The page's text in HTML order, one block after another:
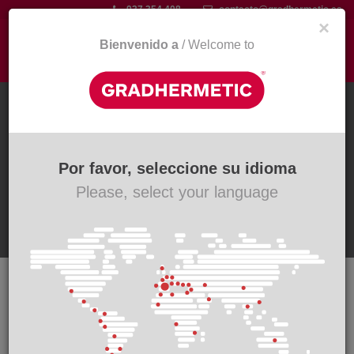
Skip
937 354 408 contacto@gradhermetic.es
Brise Soleil Serie BR 235
Descripción
×
Bienvenido a / Welcome to
Por favor, seleccione su idioma
Please, select your language